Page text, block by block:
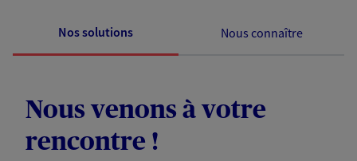
Nos solutions Nous connaître
Nous venons à votre
rencontre !